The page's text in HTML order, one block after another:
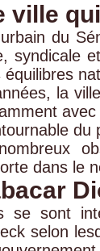
ville
du
syndicale
la
du
dans le
se sont
selon